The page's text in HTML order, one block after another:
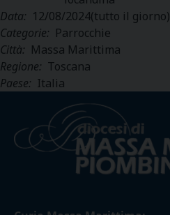
Data: 12/08/2024(tutto il giorno)
Categorie: Parrocchie
Città: Massa Marittima
Regione: Toscana
Paese: Italia